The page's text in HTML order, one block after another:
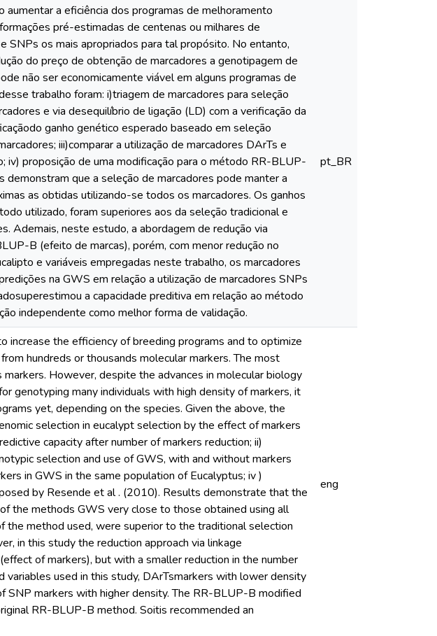
a eficiência dos programas de melhoramento
pré-estimadas de centenas ou milhares de
SNPs os mais apropriados para tal propósito. No entanto,
do preço de obtenção de marcadores a genotipagem de
não ser economicamente viável em alguns programas de
trabalho foram: i)triagem de marcadores para seleção
e via desequilíbrio de ligação (LD) com a verificação da
ganho genético esperado baseado em seleção
iii)comparar a utilização de marcadores DArTs e
iv) proposição de uma modificação para o método RR-BLUP-
que a seleção de marcadores pode manter a
as obtidas utilizando-se todos os marcadores. Os ganhos
utilizado, foram superiores aos da seleção tradicional e
Ademais, neste estudo, a abordagem de redução via
B (efeito de marcas), porém, com menor redução no
e variáveis empregadas neste trabalho, os marcadores
na GWS em relação a utilização de marcadores SNPs
a capacidade preditiva em relação ao método
independente como melhor forma de validação.
pt_BR
the efficiency of breeding programs and to optimize
hundreds or thousands molecular markers. The most
However, despite the advances in molecular biology
genotyping many individuals with high density of markers, it
yet, depending on the species. Given the above, the
selection in eucalypt selection by the effect of markers
capacity after number of markers reduction; ii)
selection and use of GWS, with and without markers
in GWS in the same population of Eucalyptus; iv )
by Resende et al . (2010). Results demonstrate that the
the methods GWS very close to those obtained using all
the method used, were superior to the traditional selection
in this study the reduction approach via linkage
of markers), but with a smaller reduction in the number
used in this study, DArTsmarkers with lower density
markers with higher density. The RR-BLUP-B modified
RR-BLUP-B method. Soitis recommended an
eng